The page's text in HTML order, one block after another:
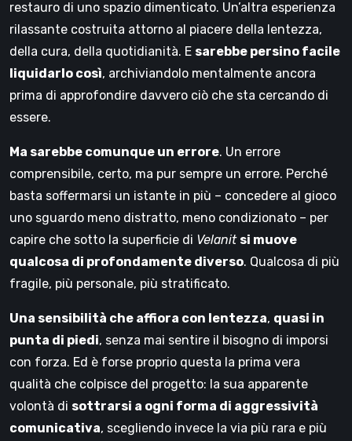
restauro di uno spazio dimenticato. Un’altra esperienza
rilassante costruita attorno al piacere della lentezza,
della cura, della quotidianità. E sarebbe persino facile
liquidarlo così, archiviandolo mentalmente ancora
prima di approfondire davvero ciò che sta cercando di
essere.
Ma sarebbe comunque un errore. Un errore
comprensibile, certo, ma pur sempre un errore. Perché
basta soffermarsi un istante in più – concedere al gioco
uno sguardo meno distratto, meno condizionato – per
capire che sotto la superficie di Velanit si muove
qualcosa di profondamente diverso. Qualcosa di più
fragile, più personale, più stratificato.
Una sensibilità che affiora con lentezza, quasi in
punta di piedi, senza mai sentire il bisogno di imporsi
con forza. Ed è forse proprio questa la prima vera
qualità che colpisce del progetto: la sua apparente
volontà di sottrarsi a ogni forma di aggressività
comunicativa, scegliendo invece la via più rara e più